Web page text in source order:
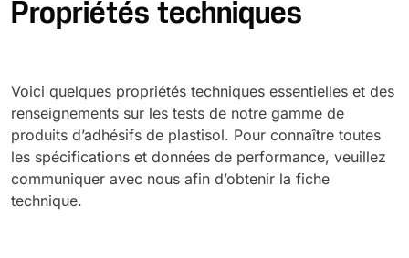
Propriétés techniques
Voici quelques propriétés techniques essentielles et des
renseignements sur les tests de notre gamme de
produits d’adhésifs de plastisol. Pour connaître toutes
les spécifications et données de performance, veuillez
communiquer avec nous afin d’obtenir la fiche
technique.